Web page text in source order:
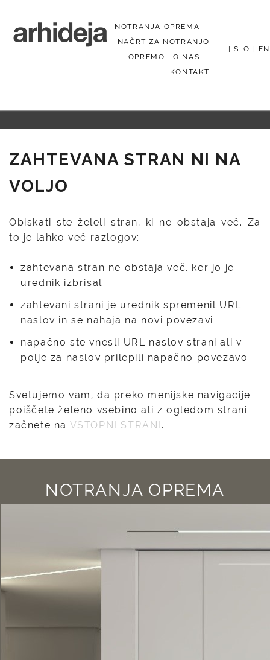
NOTRANJA OPREMA
NAČRT ZA NOTRANJO
OPREMOO NAS
KONTAKT
|SLO EN
ZAHTEVANA STRAN NI NA
VOLJO
Obiskati ste želeli stran, ki ne obstaja več. Za
to je lahko več razlogov:
zahtevana stran ne obstaja več, ker jo je
urednik izbrisal
zahtevani strani je urednik spremenil URL
naslov in se nahaja na novi povezavi
napačno ste vnesli URL naslov strani ali v
polje za naslov prilepili napačno povezavo
Svetujemo vam, da preko menijske navigacije
poiščete želeno vsebino ali z ogledom strani
začnete na VSTOPNI STRANI .
NOTRANJA OPREMA